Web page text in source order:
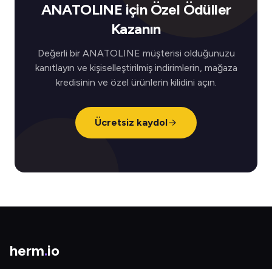
ANATOLINE için Özel Ödüller
Kazanın
Değerli bir ANATOLINE müşterisi olduğunuzu
kanıtlayın ve kişiselleştirilmiş indirimlerin, mağaza
kredisinin ve özel ürünlerin kilidini açın.
Ücretsiz kaydol
herm.io